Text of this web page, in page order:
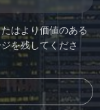
はより価値のある
を残してくださ